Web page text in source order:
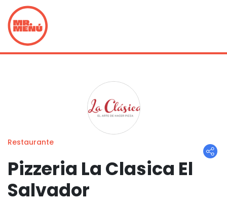
Restaurante
Pizzeria La Clasica El
Salvador